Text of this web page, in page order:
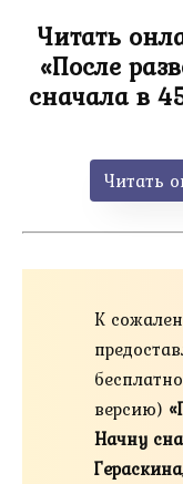
Читать
«После
сначала в
Читать
К
версию)
Начну
Гераскина